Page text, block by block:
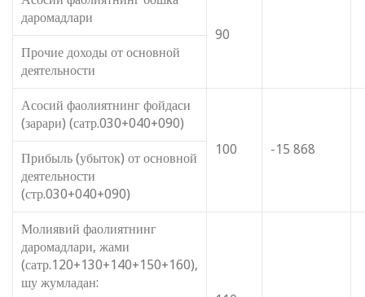
даромадлари
90
Прочие доходы от основной
деятельности
Асосий фаолиятнинг фойдаси
(зарари) (сатр.030+040+090)
100
-15 868
Прибыль (убыток) от основной
деятельности
(стр.030+040+090)
Молиявий фаолиятнинг
даромадлари, жами
(сатр.120+130+140+150+160),
шу жумладан: